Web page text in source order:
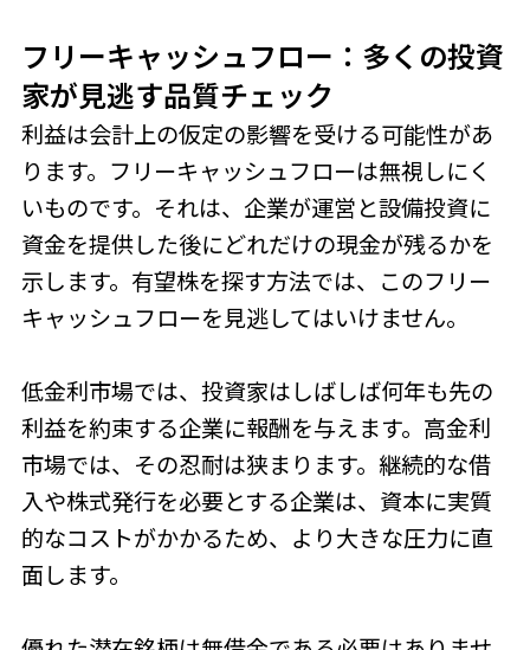
フリーキャッシュフロー：多くの投資
家が見逃す品質チェック
利益は会計上の仮定の影響を受ける可能性があ
ります。フリーキャッシュフローは無視しにく
いものです。それは、企業が運営と設備投資に
資金を提供した後にどれだけの現金が残るかを
示します。有望株を探す方法では、このフリー
キャッシュフローを見逃してはいけません。
低金利市場では、投資家はしばしば何年も先の
利益を約束する企業に報酬を与えます。高金利
市場では、その忍耐は狭まります。継続的な借
入や株式発行を必要とする企業は、資本に実質
的なコストがかかるため、より大きな圧力に直
面します。